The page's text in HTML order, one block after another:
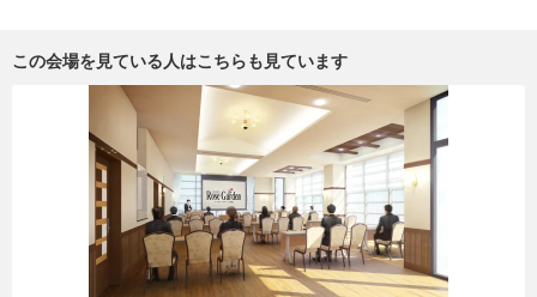
この会場を見ている人はこちらも見ています